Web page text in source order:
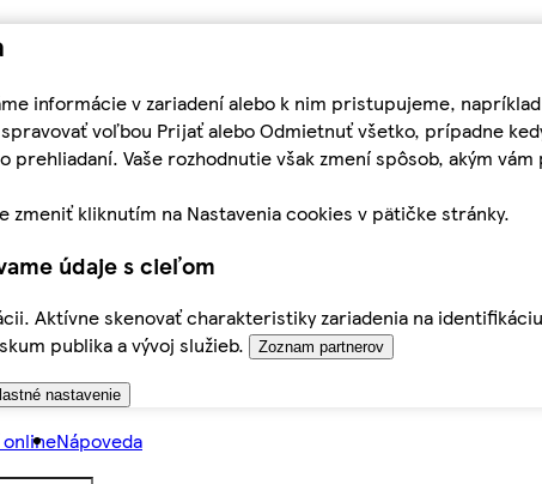
informácie v zariadení alebo k nim pristupujeme,
voľbou Prijať alebo Odmietnuť všetko, prípadne
prehliadaní. Vaše rozhodnutie však zmení spôsob, akým
zmeniť kliknutím na Nastavenia cookies v pätičke stránky.
údaje s cieľom
Aktívne skenovať charakteristiky zariadenia na
publika a vývoj služieb.
Zoznam partnerov
nastavenie
Nápoveda